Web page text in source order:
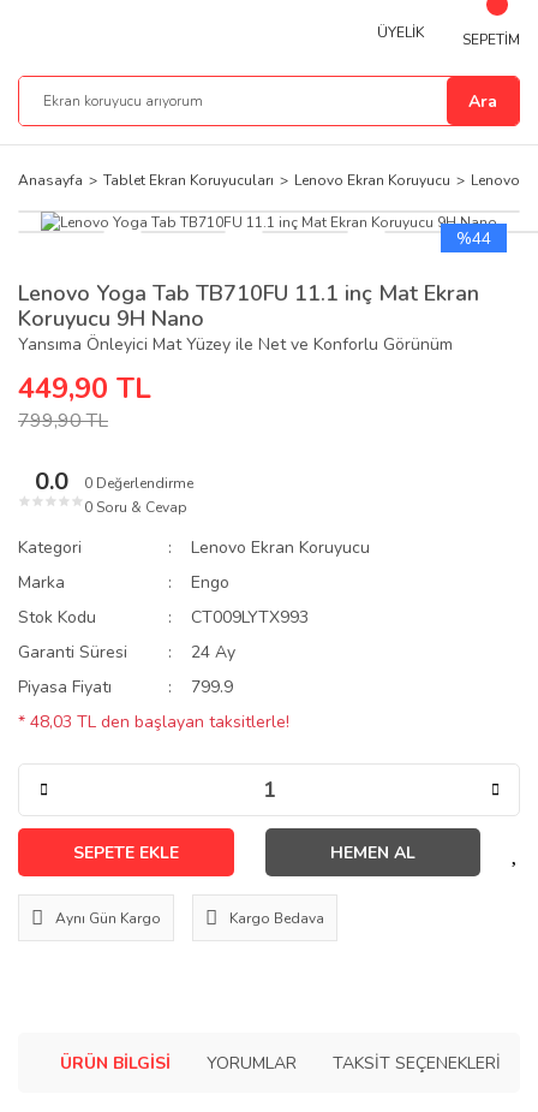
Ara
ÜYELİK SEPETİM
Anasayfa Tablet Ekran Koruyucuları Lenovo Ekran Koruyucu Lenovo
%44
Lenovo Yoga Tab TB710FU 11.1 inç Mat Ekran
Koruyucu 9H Nano
Yansıma Önleyici Mat Yüzey ile Net ve Konforlu Görünüm
449,90 TL
799,90 TL
0.0
★ ★ ★ ★ ★
0 Değerlendirme
0 Soru & Cevap
Kategori
Lenovo Ekran Koruyucu
Marka
Engo
Stok Kodu
CT009LYTX993
Garanti Süresi
24 Ay
Piyasa Fiyatı
799.9
* 48,03 TL den başlayan taksitlerle!
SEPETE EKLE HEMEN AL
Aynı Gün Kargo Kargo Bedava
ÜRÜN BILGISI YORUMLAR TAKSIT SEÇENEKLERI